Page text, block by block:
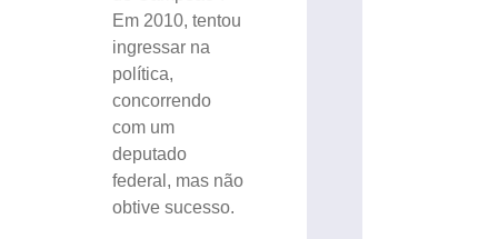
Em 2010, tentou
ingressar na
política,
concorrendo
com um
deputado
federal, mas não
obtive sucesso.